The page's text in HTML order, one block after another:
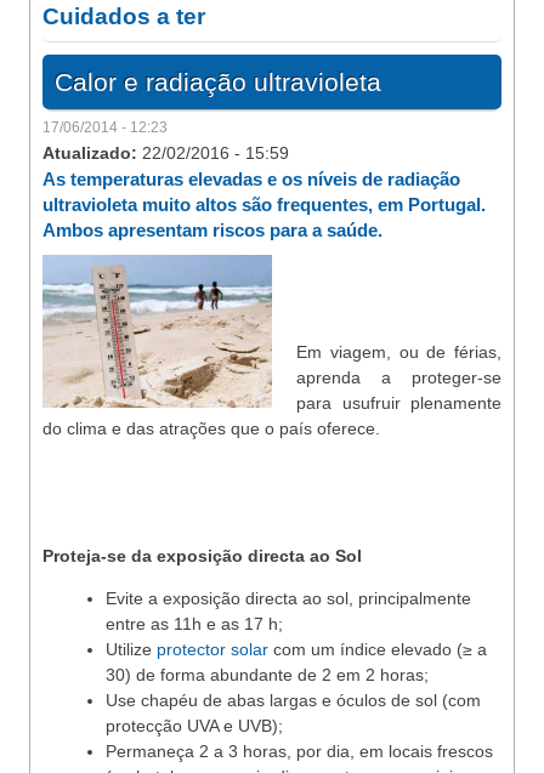
Cuidados a ter
Calor e radiação ultravioleta
17/06/2014 - 12:23
Atualizado: 22/02/2016 - 15:59
As temperaturas elevadas e os níveis de radiação
ultravioleta muito altos são frequentes, em Portugal.
Ambos apresentam riscos para a saúde.
Em viagem, ou de férias,
aprenda a proteger‐se
para usufruir plenamente
do clima e das atrações que o país oferece.
Proteja‐se da exposição directa ao Sol
Evite a exposição directa ao sol, principalmente
entre as 11h e as 17 h;
Utilize protector solar com um índice elevado (≥ a
30) de forma abundante de 2 em 2 horas;
Use chapéu de abas largas e óculos de sol (com
protecção UVA e UVB);
Permaneça 2 a 3 horas, por dia, em locais frescos